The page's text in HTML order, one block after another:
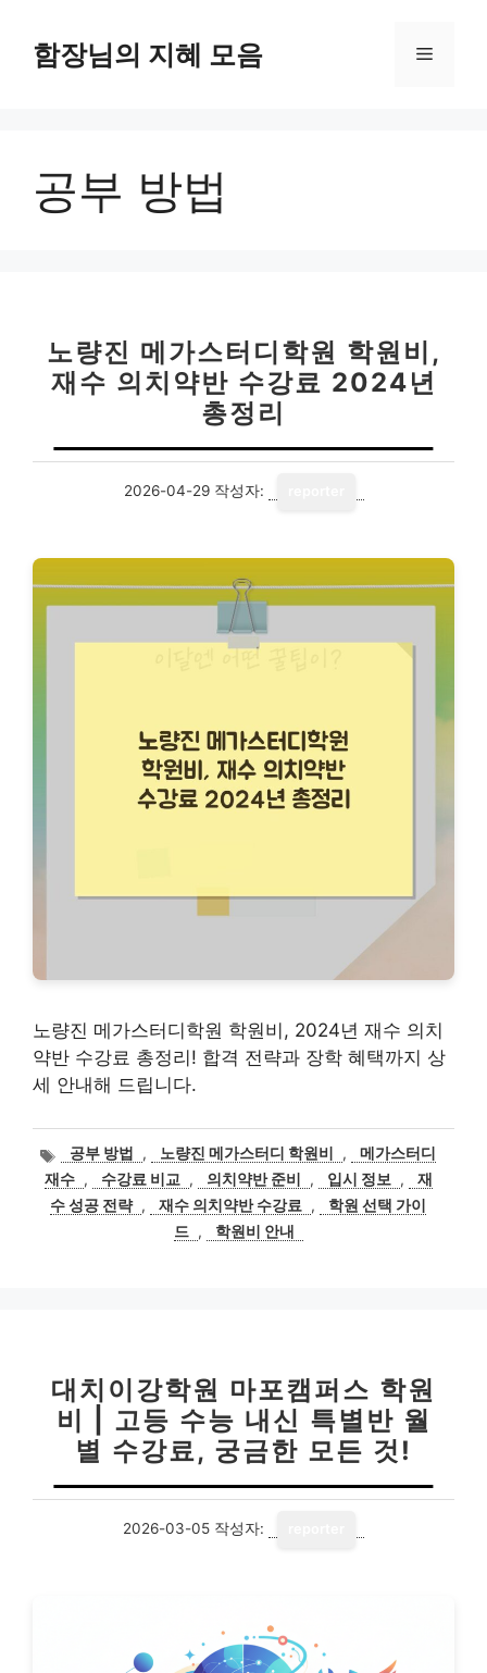
함장님의 지혜 모음 메
공부 방법
노량진 메가스터디학원 학원비,
재수 의치약반 수강료 2024년
총정리
2026-04-29 작성자:
노량진 메가스터디학원 학원비, 2024년 재수 의치
약반 수강료 총정리! 합격 전략과 장학 혜택까지 상
세 안내해 드립니다.
태
그
공부 방법 , 노량진 메가스터디 학원비 ,
메가스터디
재수 , 수강료 비교 , 의치약반 준비 , 입시 정보 ,
재
수 성공 전략 , 재수 의치약반 수강료 ,
학원 선택 가이
드 , 학원비 안내
대치이강학원 마포캠퍼스 학원
비 | 고등 수능 내신 특별반 월
별 수강료, 궁금한 모든 것!
2026-03-05 작성자: